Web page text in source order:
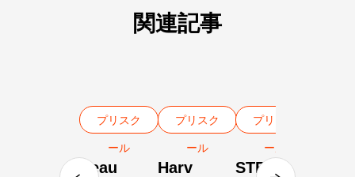
関連記事
プリスク
ール
Beau
プリスク
ール
Harv
プリスク
ール
STE